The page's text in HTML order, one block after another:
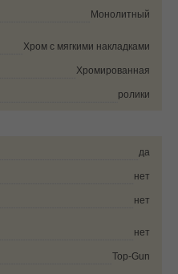
Монолитный
Хром с мягкими накладками
Хромированная
ролики
да
нет
нет
нет
Top-Gun